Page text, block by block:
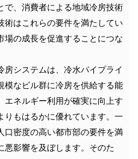
で、消費者による地域冷房技術
術はこれらの要件を満たしてい
場の成長を促進することにつな
房システムは、冷水パイプライ
模なビル群に冷房を供給する能
エネルギー利用が確実に向上す
りもはるかに優れています。一
口密度の高い都市部の要件を満
悪影響を及ぼします。そのた